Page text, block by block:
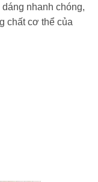
nhanh chóng,
chất cơ thể của